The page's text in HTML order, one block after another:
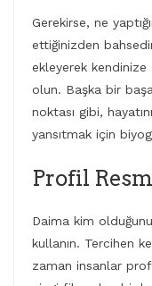
Gerekirse, ne
ettiğinizden
ekleyerek kendinize
olun. Başka bir
noktası gibi,
yansıtmak için
Profil
Daima kim
kullanın. Tercihen
zaman insanlar